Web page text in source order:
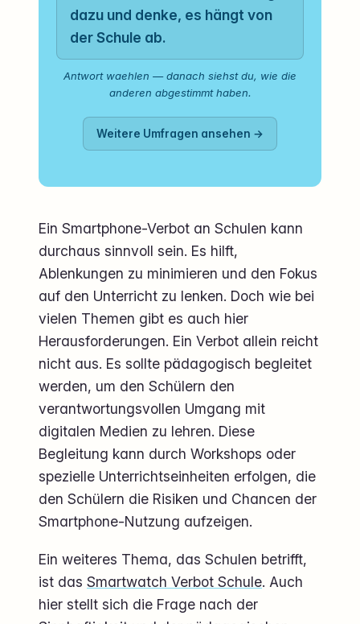
dazu und denke, es hängt von
der Schule ab.
Antwort waehlen — danach siehst du, wie die
anderen abgestimmt haben.
Weitere Umfragen ansehen →
Ein Smartphone-Verbot an Schulen kann
durchaus sinnvoll sein. Es hilft,
Ablenkungen zu minimieren und den Fokus
auf den Unterricht zu lenken. Doch wie bei
vielen Themen gibt es auch hier
Herausforderungen. Ein Verbot allein reicht
nicht aus. Es sollte pädagogisch begleitet
werden, um den Schülern den
verantwortungsvollen Umgang mit
digitalen Medien zu lehren. Diese
Begleitung kann durch Workshops oder
spezielle Unterrichtseinheiten erfolgen, die
den Schülern die Risiken und Chancen der
Smartphone-Nutzung aufzeigen.
Ein weiteres Thema, das Schulen betrifft,
ist das Smartwatch Verbot Schule. Auch
hier stellt sich die Frage nach der